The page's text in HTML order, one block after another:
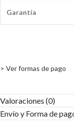
Garantía
> Ver formas de pago
Valoraciones (0)
Envío y Forma de